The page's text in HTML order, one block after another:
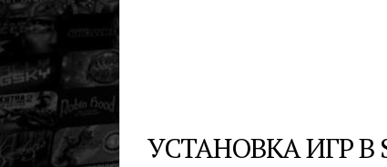
УСТАНОВКА ИГР В